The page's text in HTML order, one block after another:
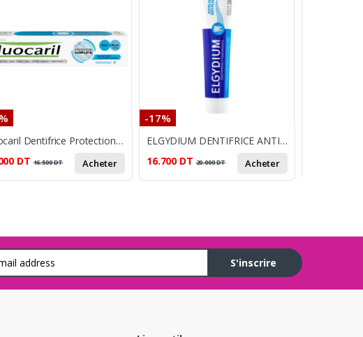
Fluocaril Dentifrice Protection Complete Blancheur
DT 16.500DT Acheter
-17%
ELGYDIUM DENTIFRICE ANTIPLAQUE 75ML
16.700 DT 20.000DT Acheter
e-mail
S'inscrire